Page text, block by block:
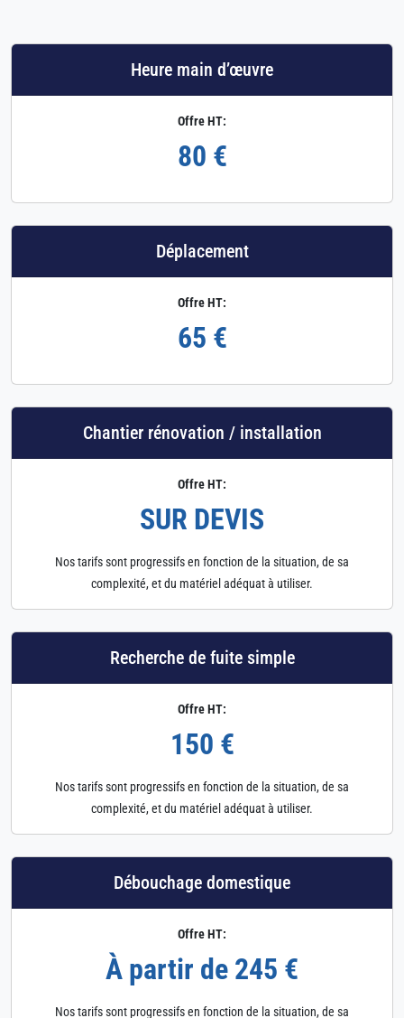
Heure main d’œuvre
Offre HT:
80 €
Déplacement
Offre HT:
65 €
Chantier rénovation / installation
Offre HT:
SUR DEVIS
Nos tarifs sont progressifs en fonction de la situation, de sa
complexité, et du matériel adéquat à utiliser.
Recherche de fuite simple
Offre HT:
150 €
Nos tarifs sont progressifs en fonction de la situation, de sa
complexité, et du matériel adéquat à utiliser.
Débouchage domestique
Offre HT:
À partir de 245 €
Nos tarifs sont progressifs en fonction de la situation, de sa